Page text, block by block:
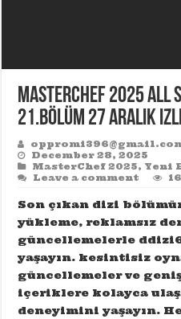
MasterChef 2025 All
21.Bölüm 27 Aralık
December 28, 2025
MasterChef 2025, Yeni
Leave a comment
Son çıkan dizi
yükleme, reklamsız
güncellemelerle
yaşayın. kesintisiz
güncellemeler ve
içeriklere kolayca
deneyimini yaşayın.